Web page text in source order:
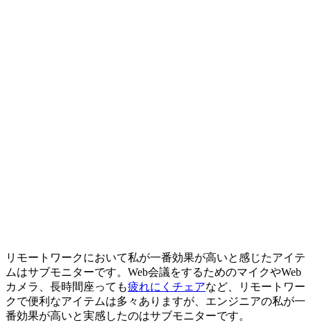
リモートワークにおいて私が一番効果が高いと感じたアイテ
ムはサブモニターです。Web会議をするためのマイクやWeb
カメラ、長時間座っても疲れにくチェアなど、リモートワー
クで便利なアイテムは多々ありますが、エンジニアの私が一
番効果が高いと実感したのはサブモニターです。